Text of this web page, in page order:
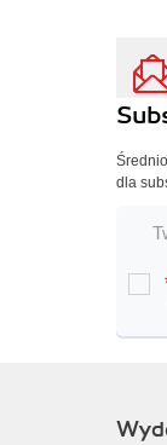
dla